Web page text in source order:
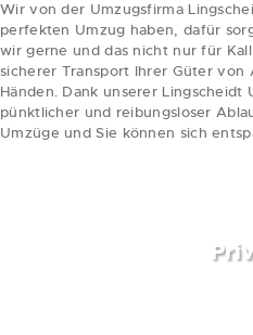
Wir von der Umzugsfirma
perfekten Umzug haben, dafür
wir gerne und das nicht nur für
sicherer Transport Ihrer Güter von
Händen. Dank unserer Lingscheidt
pünktlicher und reibungsloser
Umzüge und Sie können sich